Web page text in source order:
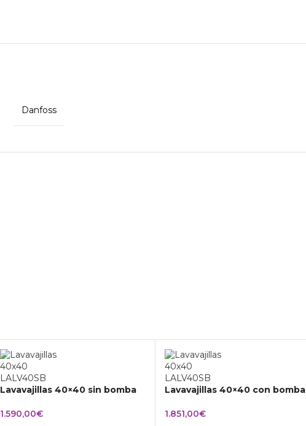
Danfoss
Lavavajillas 40×40 sin bomba
1.590,00€
Lavavajillas 40×40 con bomba
1.851,00€